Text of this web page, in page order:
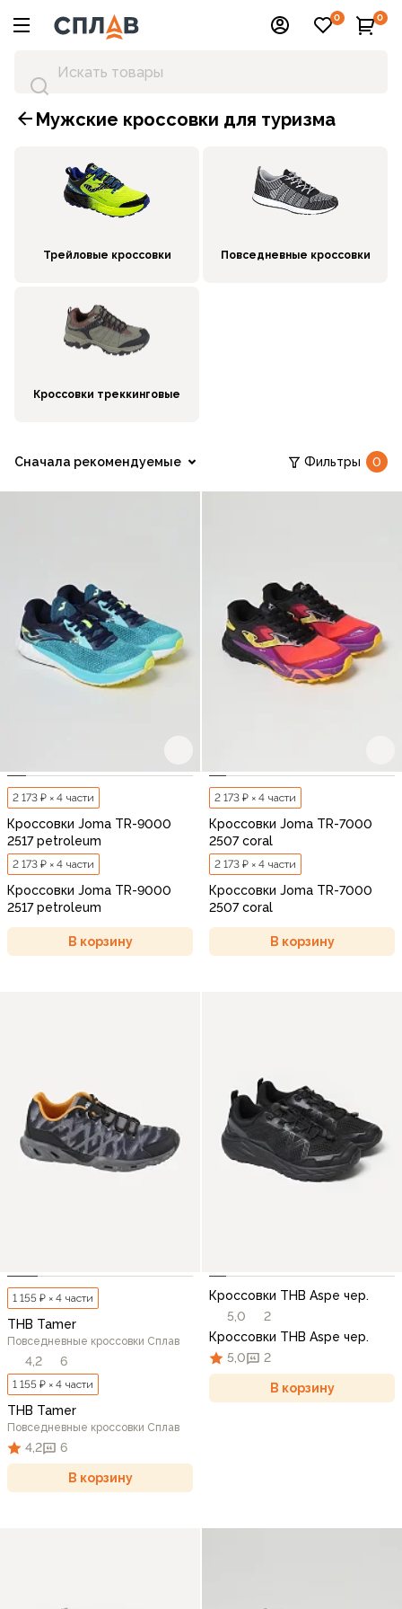
0 0
Мужские кроссовки для туризма
Трейловые кроссовки Повседневные кроссовки
Кроссовки треккинговые
Сначала рекомендуемые Фильтры 0
2 173 ₽ × 4 части
Кроссовки Joma TR-9000
2517 petroleum
2 173 ₽ × 4 части
Кроссовки Joma TR-9000
2517 petroleum
В корзину
2 173 ₽ × 4 части
Кроссовки Joma TR-7000
2507 coral
2 173 ₽ × 4 части
Кроссовки Joma TR-7000
2507 coral
В корзину
1 155 ₽ × 4 части
THB Tamer
Повседневные кроссовки Сплав
4,2 6
1 155 ₽ × 4 части
THB Tamer
Повседневные кроссовки Сплав
4,2 6
В корзину
Кроссовки THB Aspe чер.
5,0
2
Кроссовки THB Aspe чер.
5,0
2
В корзину